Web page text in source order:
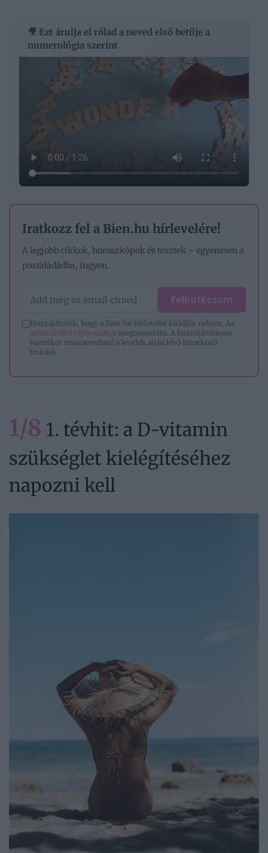
🎥 Ezt árulja el rólad a neved első betűje a
numerológia szerint
Iratkozz fel a Bien.hu hírlevelére!
A legjobb cikkek, horoszkópok és tesztek – egyenesen a
postaládádba, ingyen.
Feliratkozom
Hozzájárulok, hogy a Bien.hu hírlevelet küldjön nekem. Az
adatkezelési tájékoztatót megismertem. A hozzájárulásom
bármikor visszavonható a levelek alján lévő leiratkozó
linkkel.
1/8 1. tévhit: a D-vitamin
szükséglet kielégítéséhez
napozni kell